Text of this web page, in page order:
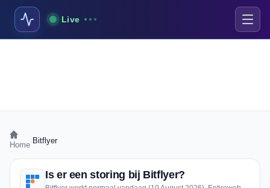
Live
Home Bitflyer
Is er een storing bij Bitflyer?